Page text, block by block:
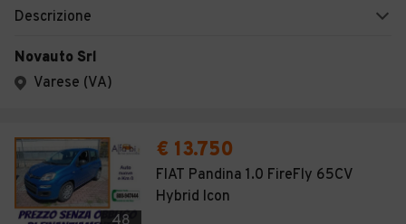
Descrizione
Novauto Srl
Varese (VA)
€ 13.750
FIAT Pandina 1.0 FireFly 65CV
Hybrid Icon